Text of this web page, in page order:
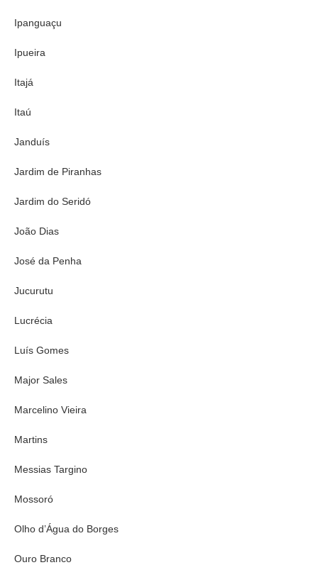
Ipanguaçu
Ipueira
Itajá
Itaú
Janduís
Jardim de Piranhas
Jardim do Seridó
João Dias
José da Penha
Jucurutu
Lucrécia
Luís Gomes
Major Sales
Marcelino Vieira
Martins
Messias Targino
Mossoró
Olho d’Água do Borges
Ouro Branco